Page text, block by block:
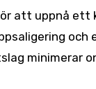
att uppnå ett
och
minimerar